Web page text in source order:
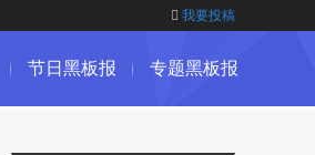
我要投稿
节日黑板报 专题黑板报